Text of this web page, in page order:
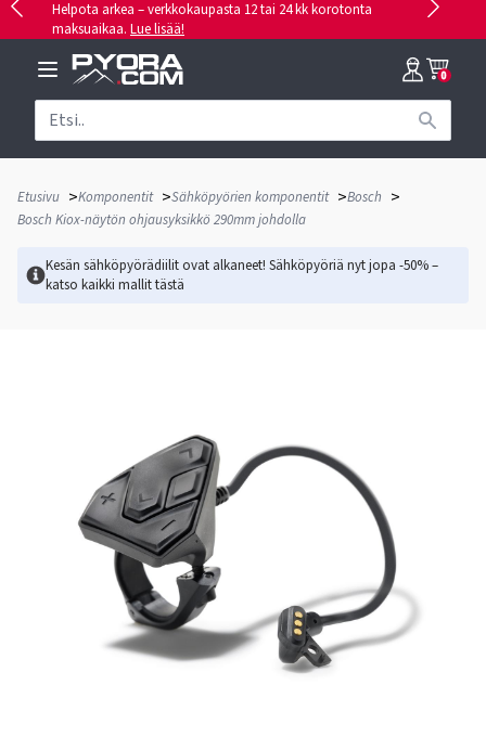
Helpota arkea – verkkokaupasta 12 tai 24 kk korotonta
maksuaikaa. Lue lisää!
0
Etusivu >Komponentit >Sähköpyörien komponentit >Bosch >
Bosch Kiox-näytön ohjausyksikkö 290mm johdolla
Kesän sähköpyörädiilit ovat alkaneet! Sähköpyöriä nyt jopa -50% –
katso kaikki mallittästä